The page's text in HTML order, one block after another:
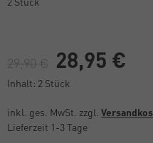
29,90 € 28,95 €
Inhalt: 2 Stück
inkl. ges. MwSt. zzgl.
Lieferzeit 1-3 Tage